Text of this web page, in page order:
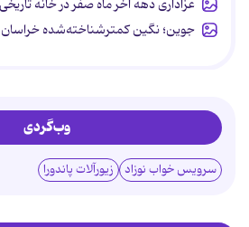
عزاداری دهه آخر ماه صفر در خانه
جوین؛ نگین کمترشناخته‌شده خراسان
وب‌گردی
سرویس خواب نوزاد زیورآلات پاندورا